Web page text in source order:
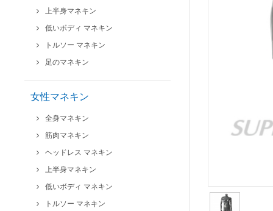
上半身マネキン
低いボディ マネキン
トルソー マネキン
足のマネキン
女性マネキン
全身マネキン
筋肉マネキン
ヘッドレス マネキン
上半身マネキン
低いボディ マネキン
トルソー マネキン